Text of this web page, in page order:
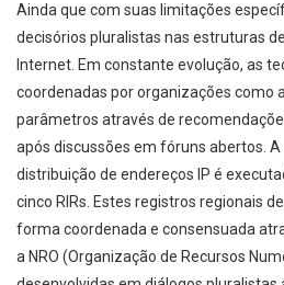
Ainda que com suas limitações
decisórios pluralistas nas estruturas
Internet. Em constante evolução, as
coordenadas por organizações como
parâmetros através de
após discussões em fóruns abertos.
distribuição de endereços IP é
cinco RIRs. Estes registros regionais
forma coordenada e consensuada
a NRO (Organização de Recursos